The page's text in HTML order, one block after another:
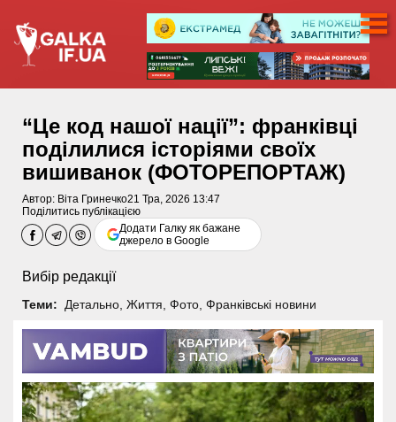
“Це код нашої нації”: франківці
поділилися історіями своїх
вишиванок (ФОТОРЕПОРТАЖ)
Автор: Віта Гринечко21 Тра, 2026 13:47
Поділитись публікацією
Додати Галку як бажане
джерело в Google
Вибір редакції
Теми: Детально, Життя Фото, Франківські новини